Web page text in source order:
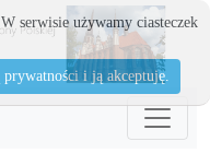
W serwisie używamy ciasteczek
prywatności i ją akceptuję.